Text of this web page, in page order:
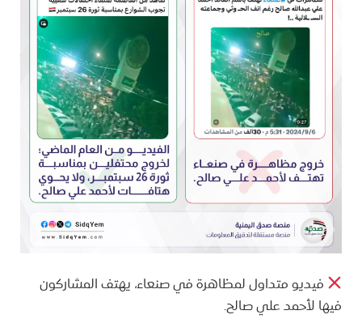
فيديو متداول لمظاهرة في صنعاء، يهتف المشاركون
فيها لأحمد علي صالح.